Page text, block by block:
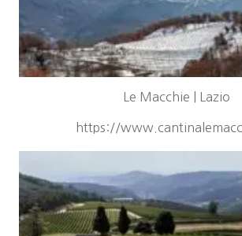
Le Macchie | Lazio
https://